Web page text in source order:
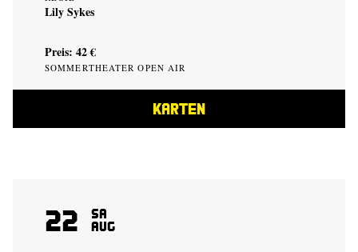
Lily Sykes
Preis: 42 €
SOMMERTHEATER OPEN AIR
KARTEN
22 Sa
Aug